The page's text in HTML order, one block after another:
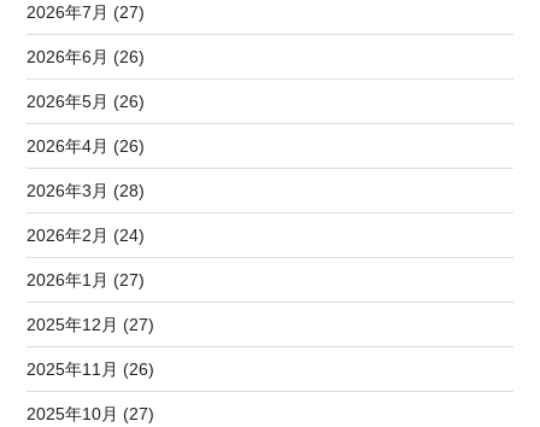
2026年7月 (27)
2026年6月 (26)
2026年5月 (26)
2026年4月 (26)
2026年3月 (28)
2026年2月 (24)
2026年1月 (27)
2025年12月 (27)
2025年11月 (26)
2025年10月 (27)